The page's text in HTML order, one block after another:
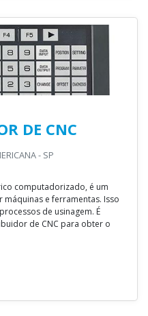
DE CNC
- SP
computadorizado, é um
e ferramentas. Isso
de usinagem. É
de CNC para obter o